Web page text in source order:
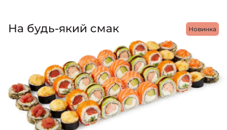
Новинка
На будь-який смак